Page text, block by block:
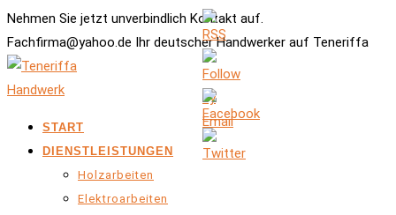
Nehmen Sie jetzt unverbindlich Kontakt auf.
Fachfirma@yahoo.de Ihr deutscher Handwerker auf Teneriffa
START
DIENSTLEISTUNGEN
Holzarbeiten
Elektroarbeiten